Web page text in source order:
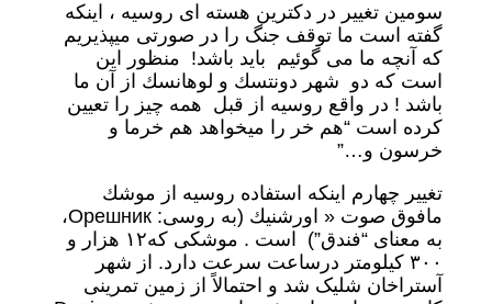
سومين تغيير در دكترين هسته اى روسيه ، اينكه
گفته است ما توقف جنگ را در صورتى ميپذيريم
كه آنچه ما مى گوئيم بايد باشد! منظور اين
است كه دو شهر دونتسك و لوهانسك از آن ما
باشد ! در واقع روسيه از قبل همه چيز را تعيين
كرده است “هم خر را ميخواهد هم خرما و
خرسون و…”
تغيير چهارم اينكه استفاده روسيه از موشك
مافوق صوت « اورشنيك (به روسی: Орешник،
به معنای “فندق”) است . موشكى كه١٢ هزار و
٣٠٠ كيلومتر درساعت سرعت دارد. از شهر
آستراخان شلیک شد و احتمالاً از زمین تمرینی